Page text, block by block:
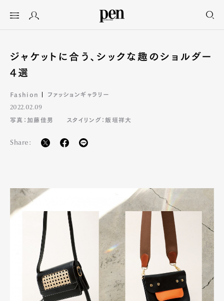
ジャケットに合う、シックな趣のショルダー
4選
Fashion ファッションギャラリー
2022.02.09
写真：加藤佳男
スタイリング：飯垣祥大
Share: